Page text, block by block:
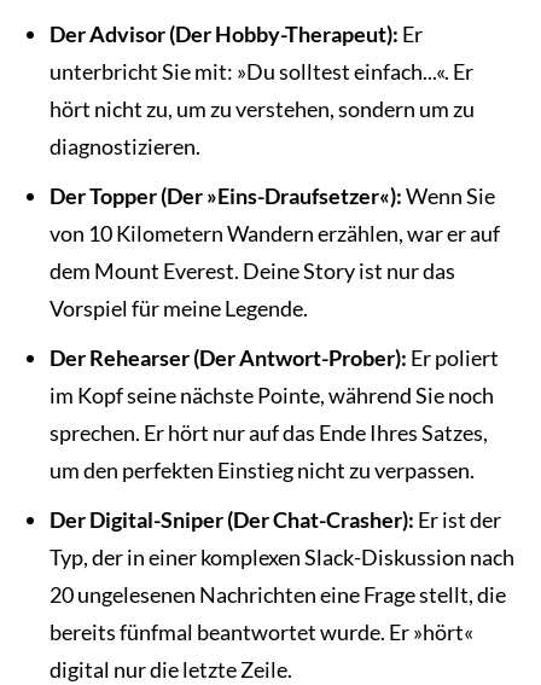
Der Advisor (Der Hobby-Therapeut): Er
unterbricht Sie mit: »Du solltest einfach...«. Er
hört nicht zu, um zu verstehen, sondern um zu
diagnostizieren.
Der Topper (Der »Eins-Draufsetzer«):Wenn Sie
von 10 Kilometern Wandern erzählen, war er auf
dem Mount Everest. Deine Story ist nur das
Vorspiel für meine Legende.
Der Rehearser (Der Antwort-Prober): Er poliert
im Kopf seine nächste Pointe, während Sie noch
sprechen. Er hört nur auf das Ende Ihres Satzes,
um den perfekten Einstieg nicht zu verpassen.
Der Digital-Sniper (Der Chat-Crasher): Er ist der
Typ, der in einer komplexen Slack-Diskussion nach
20 ungelesenen Nachrichten eine Frage stellt, die
bereits fünfmal beantwortet wurde. Er »hört«
digital nur die letzte Zeile.